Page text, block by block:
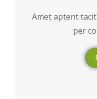
Amet aptent
per